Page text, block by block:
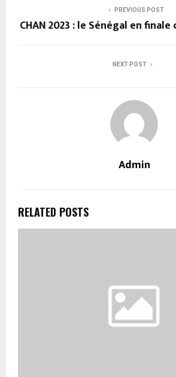
PREVIOUS POST
CHAN 2023 : le Sénégal en
NEXT POST
Admin
RELATED POSTS